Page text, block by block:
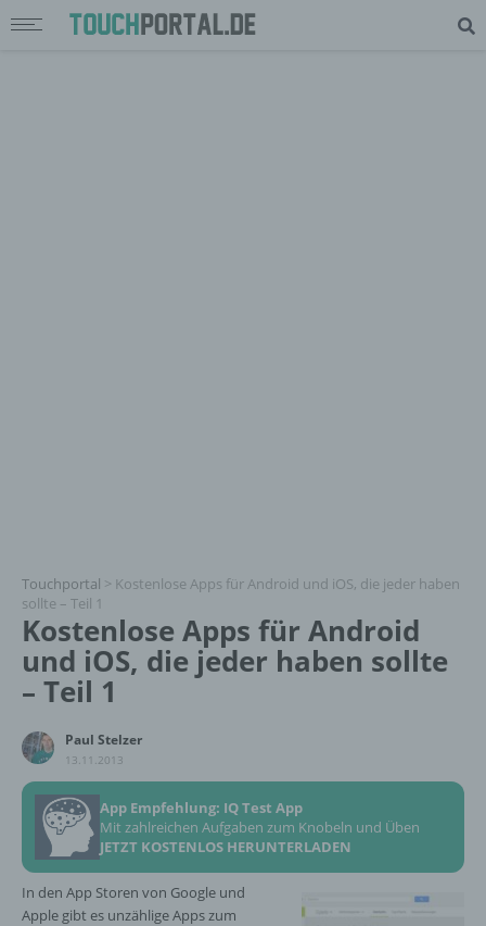
Touchportal > Kostenlose Apps für Android und iOS, die jeder haben
sollte – Teil 1
Kostenlose Apps für Android
und iOS, die jeder haben sollte
– Teil 1
Paul Stelzer
13.11.2013
App Empfehlung: IQ Test App
Mit zahlreichen Aufgaben zum Knobeln und Üben
JETZT KOSTENLOS HERUNTERLADEN
In den App Storen von Google und
Apple gibt es unzählige Apps zum